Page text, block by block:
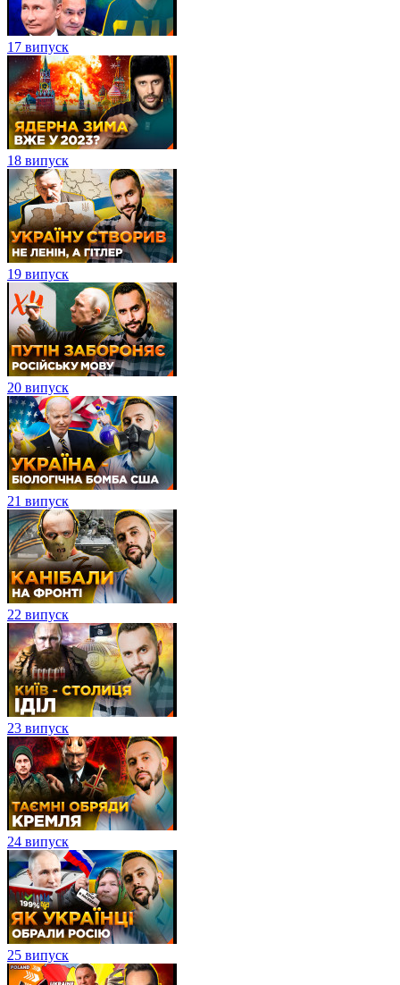
17 випуск
18 випуск
19 випуск
20 випуск
21 випуск
22 випуск
23 випуск
24 випуск
25 випуск